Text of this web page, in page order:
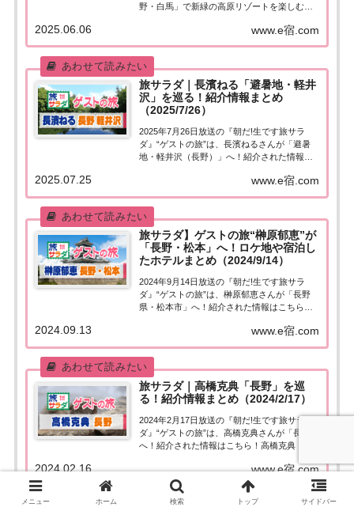
野・白馬」で新緑の高原リゾートを楽しむ！
野・白馬」高原リゾート旅今日の“ゲストの
旅”は石田ひかりさん。大好きな長野で新緑の
高原リゾートを楽しむ。北アルプスの...
www.e宿.com
2025.06.06
旅サラダ｜長濱ねる「避暑地・軽井
沢」を巡る！紹介情報まとめ
（2025/7/26）
2025年7月26日放送の『朝だ!生です旅サラ
ダ』“ゲストの旅”は、長濱ねるさんが「避暑
地・軽井沢（長野）」へ！紹介された情報は
日の“ゲストの旅”は長濱ねるさん。避暑地の長
野・軽井沢へ！老舗の甘味処で天然氷のかき
氷を食べ、軽井沢アイスパーク...
www.e宿.com
2025.07.25
旅サラダ】ゲストの旅“榊原郁恵”が
「長野・松本」へ！ロケ地や宿泊し
たホテルまとめ（2024/9/14）
2024年9月14日放送の『朝だ!生です旅サラ
ダ』“ゲストの旅”は、榊原郁恵さんが「長野
県・松本市」へ！紹介された情報はこちら！
ストの旅”は榊原郁恵さん。長野県の城下町・
松本市で旅を楽しむ！松本城の天守閣に上
り、街では松本民芸家具に触れた...
www.e宿.com
2024.09.13
旅サラダ｜高橋克典「長野」を巡
る！紹介情報まとめ（2024/2/17）
2024年2月17日放送の『朝だ!生です旅サラ
ダ』“ゲストの旅”は、高橋克典さんが「長野」
へ！紹介された情報はこちら！高橋克典「長
沢温泉にゆかりのある高橋克典さんが野沢温
泉村へ。外湯で温まり、カフェで一休み。地
獄谷野猿公苑では雪の中で温...
www.e宿.com
2024.02.16
メニュー ホーム 検索 トップ サイドバー